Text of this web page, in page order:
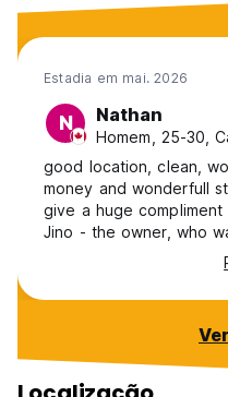
Estadia em mai. 2026
N Nathan
Homem, 25-30,
good location, clean,
money and wonderfull
give a huge compliment
Jino - the owner, who
friendly, usefull and
from the moment we
day we leave.